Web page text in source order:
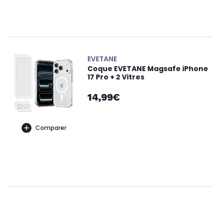
Comparer
EVETANE
Coque EVETANE Magsafe iPhone
17 Pro + 2 Vitres
14,99€